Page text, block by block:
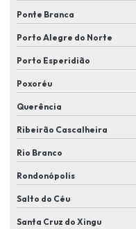
Instalação de sistemas de
Instalação de sistemas de
Instalação de sistemas de
Instalação de sistemas de
Instalação de sistemas de
Instalação de sistemas de
Instalação de soluções de
Instalação de tecnologias de
Ponte Branca
Porto Alegre do Norte
Porto Esperidião
Poxoréu
Querência
Ribeirão Cascalheira
Rio Branco
Rondonópolis
Salto do Céu
Santa Cruz do Xingu